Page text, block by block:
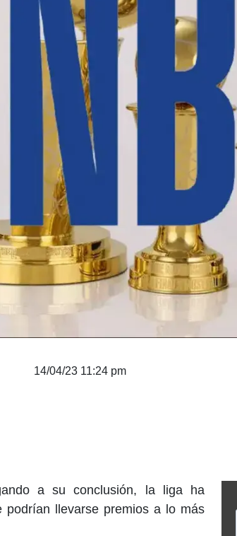
14/04/23 11:24 pm
a su conclusión, la liga ha
podrían llevarse premios a lo más